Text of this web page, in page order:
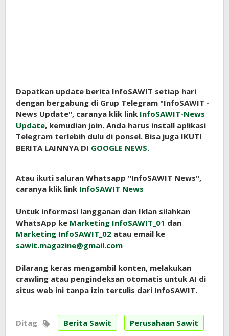
Dapatkan update berita InfoSAWIT setiap hari
dengan bergabung di Grup Telegram "InfoSAWIT -
News Update", caranya klik link InfoSAWIT-News
Update, kemudian join. Anda harus install aplikasi
Telegram terlebih dulu di ponsel. Bisa juga IKUTI
BERITA LAINNYA DI GOOGLE NEWS.
Atau ikuti saluran Whatsapp "InfoSAWIT News",
caranya klik link InfoSAWIT News
Untuk informasi langganan dan Iklan silahkan
WhatsApp ke Marketing InfoSAWIT_01 dan
Marketing InfoSAWIT_02 atau email ke
sawit.magazine@gmail.com
Dilarang keras mengambil konten, melakukan
crawling atau pengindeksan otomatis untuk AI di
situs web ini tanpa izin tertulis dari InfoSAWIT.
Ditag Berita Sawit Perusahaan Sawit